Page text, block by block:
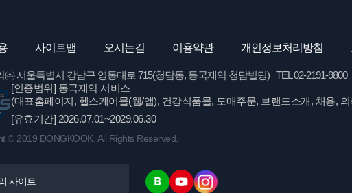
사이트맵 오시는길 이용약관 개인정보처리방침
㈜ 서울특별시 강남구 영동대로 715(청담동, 동국제약 청담빌딩) TEL 02-2191-
[인증범위] 동국제약 서비스
(대표홈페이지, 헬스케어몰(웹/앱), 건강식품몰, 도매주문, 브랜드소개, 채용,
[유효기간] 2026.07.01~2029.06.30
© 2019 DONGKOOK. All Rights Reserved.
사이트